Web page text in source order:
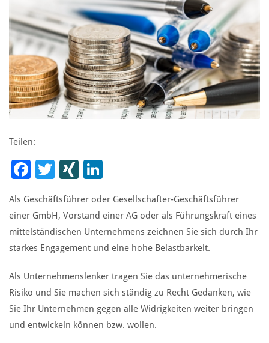
Teilen:
Facebook
Twitter
XING
Als Geschäftsführer oder Gesellschafter-Geschäftsführer
einer GmbH, Vorstand einer AG oder als Führungskraft eines
mittelständischen Unternehmens zeichnen Sie sich durch Ihr
starkes Engagement und eine hohe Belastbarkeit.
Als Unternehmenslenker tragen Sie das unternehmerische
Risiko und Sie machen sich ständig zu Recht Gedanken, wie
Sie Ihr Unternehmen gegen alle Widrigkeiten weiter bringen
und entwickeln können bzw. wollen.